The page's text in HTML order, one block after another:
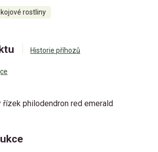
rostliny
Historie příhozů
philodendron red emerald